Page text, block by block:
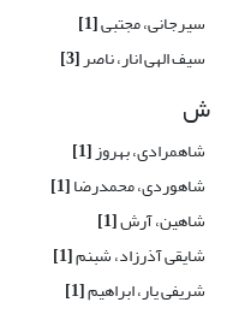
سیرجانی، مجتبی[1]
سیف الهی انار، ناصر[3]
ش
شاهمرادی، بهروز[1]
شاهوردی، محمدرضا[1]
شاهین، آرش[1]
شایقی آذرزاد، شبنم[1]
شریفی یار، ابراهیم[1]